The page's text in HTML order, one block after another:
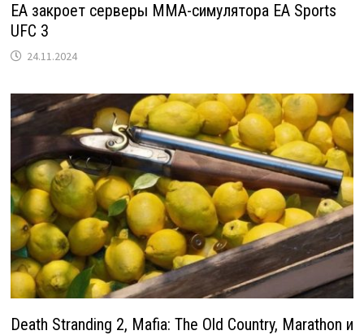
EA закроет серверы MMA-симулятора EA Sports
UFC 3
24.11.2024
Death Stranding 2, Mafia: The Old Country, Marathon и